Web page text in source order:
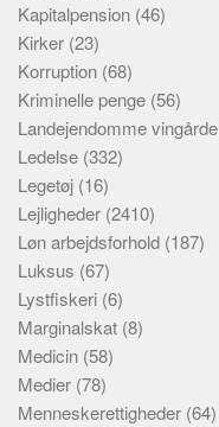
Kapitalpension (46)
Kirker (23)
Korruption (68)
Kriminelle penge (56)
Landejendomme vingårde
Ledelse (332)
Legetøj (16)
Lejligheder (2410)
Løn arbejdsforhold (187)
Luksus (67)
Lystfiskeri (6)
Marginalskat (8)
Medicin (58)
Medier (78)
Menneskerettigheder (64)